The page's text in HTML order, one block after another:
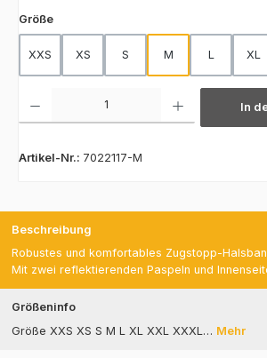
Größeauswählen
XXS XS S M L XL
In
Artikel-Nr.: 7022117-M
Beschreibung
Robustes und komfortables Zugstopp-
Mit zwei reflektierenden Paspeln und
Größeninfo
Größe XXS XS S M L XL XXL XXXL… Mehr